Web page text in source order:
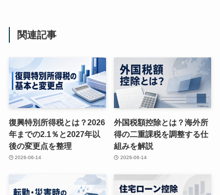
関連記事
復興特別所得税とは？2026
年までの2.1％と2027年以
後の変更点を整理
2026-06-14
外国税額控除とは？海外所
得の二重課税を調整する仕
組みを解説
2026-06-14